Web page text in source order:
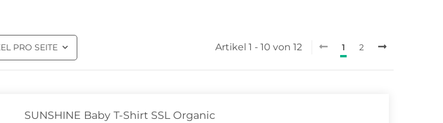
PRO SEITE Artikel 1 - 10 von 12 1 2
SUNSHINE Baby T-Shirt SSL Organic